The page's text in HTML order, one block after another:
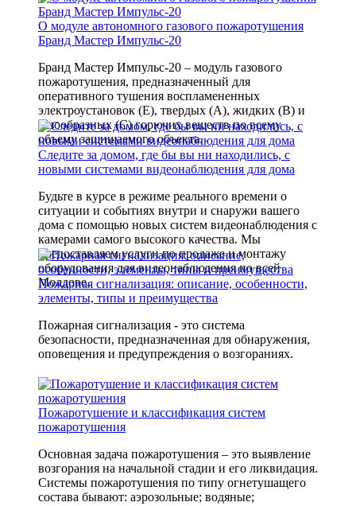
О модуле автономного газового пожаротушения
Бранд Мастер Импульс-20
Бранд Мастер Импульс-20 – модуль газового
пожаротушения, предназначенный для
оперативного тушения воспламененных
электроустановок (Е), твердых (А), жидких (В) и
газообразных (С) горючих веществ по всему
объему защищаемого объекта.
Следите за домом, где бы вы ни находились, с
новыми системами видеонаблюдения для дома
Будьте в курсе в режиме реального времени о
ситуации и событиях внутри и снаружи вашего
дома с помощью новых систем видеонаблюдения с
камерами самого высокого качества. Мы
предоставляем услуги по продаже и монтажу
оборудования для видеонаблюдения по всей
Молдове.
Пожарная сигнализация: описание, особенности,
элементы, типы и преимущества
Пожарная сигнализация - это система
безопасности, предназначенная для обнаружения,
оповещения и предупреждения о возгораниях.
Пожаротушение и классификация систем
пожаротушения
Основная задача пожаротушения – это выявление
возгорания на начальной стадии и его ликвидация.
Системы пожаротушения по типу огнетушащего
состава бывают: аэрозольные; водяные;